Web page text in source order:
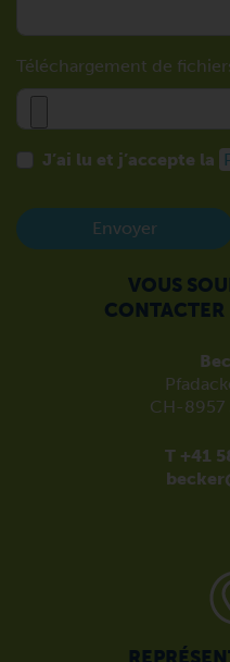
Téléchargement de
J’ai lu et j’accepte la
Envoyer
VOUS
CH-8957
T +41